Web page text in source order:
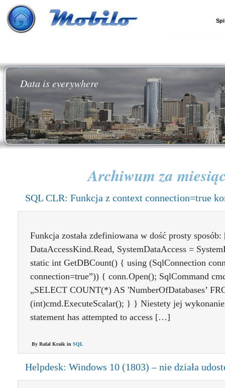
Data is everywhere
Archiwum za
SQL CLR: Funkcja z context connection=true
Funkcja została zdefiniowana w dość prosty
DataAccessKind.Read, SystemDataAccess =
static int GetDBCount() { using (SqlConnection
connection=true”)) { conn.Open(); SqlCommand
„SELECT COUNT(*) AS 'NumberOfDatabases’
(int)cmd.ExecuteScalar(); } } Niestety jej wykonanie
statement has attempted to access […]
By Rafał Kraik in SQL
Helpdesk: Windows 10 (1803) – nie działa